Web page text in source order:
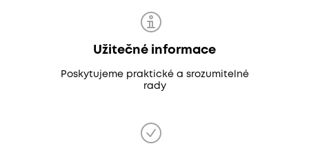
Užitečné informace
Poskytujeme praktické a srozumitelné
rady